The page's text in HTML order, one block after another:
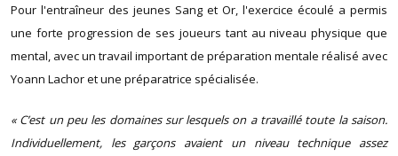
Pour l'entraîneur des jeunes Sang et Or, l'exercice écoulé a permis
une forte progression de ses joueurs tant au niveau physique que
mental, avec un travail important de préparation mentale réalisé avec
Yoann Lachor et une préparatrice spécialisée.
« C’est un peu les domaines sur lesquels on a travaillé toute la saison.
Individuellement, les garçons avaient un niveau technique assez